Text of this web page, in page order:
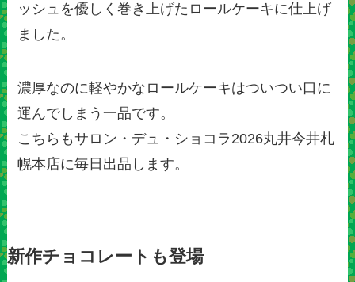
ッシュを優しく巻き上げたロールケーキに仕上げ
ました。
濃厚なのに軽やかなロールケーキはついつい口に
運んでしまう一品です。
こちらもサロン・デュ・ショコラ2026丸井今井札
幌本店に毎日出品します。
新作チョコレートも登場